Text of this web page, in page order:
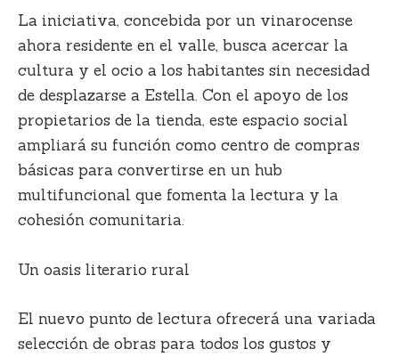
La iniciativa, concebida por un vinarocense
ahora residente en el valle, busca acercar la
cultura y el ocio a los habitantes sin necesidad
de desplazarse a Estella. Con el apoyo de los
propietarios de la tienda, este espacio social
ampliará su función como centro de compras
básicas para convertirse en un hub
multifuncional que fomenta la lectura y la
cohesión comunitaria.
Un oasis literario rural
El nuevo punto de lectura ofrecerá una variada
selección de obras para todos los gustos y